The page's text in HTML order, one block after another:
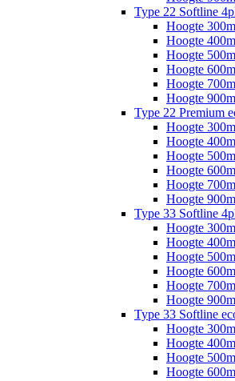
Type 22 Softline
Hoogte
Hoogte
Hoogte
Hoogte
Hoogte
Hoogte
Type 22 Premium
Hoogte
Hoogte
Hoogte
Hoogte
Hoogte
Hoogte
Type 33 Softline
Hoogte
Hoogte
Hoogte
Hoogte
Hoogte
Hoogte
Type 33 Softline
Hoogte
Hoogte
Hoogte
Hoogte